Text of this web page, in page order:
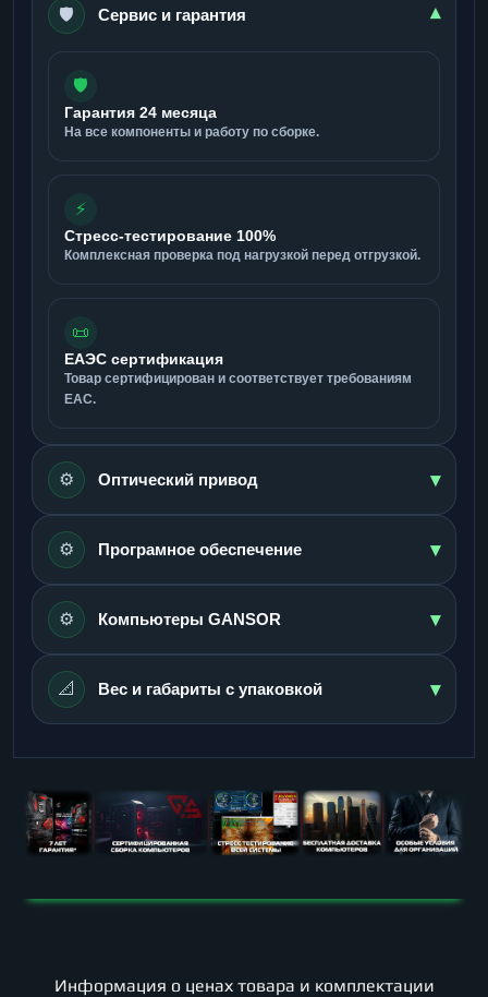
🛡️ Сервис и гарантия ▾
🛡️
Гарантия 24 месяца
На все компоненты и работу по сборке.
⚡
Стресс-тестирование 100%
Комплексная проверка под нагрузкой перед отгрузкой.
📜
ЕАЭС сертификация
Товар сертифицирован и соответствует требованиям
ЕАС.
⚙️ Оптический привод ▾
⚙️ Програмное обеспечение ▾
⚙️ Компьютеры GANSOR ▾
📐 Вес и габариты с упаковкой ▾
Информация о ценах товара и комплектации